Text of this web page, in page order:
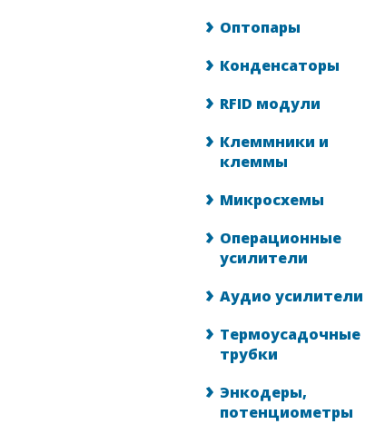
Оптопары
Конденсаторы
RFID модули
Клеммники и
клеммы
Микросхемы
Операционные
усилители
Аудио усилители
Термоусадочные
трубки
Энкодеры,
потенциометры